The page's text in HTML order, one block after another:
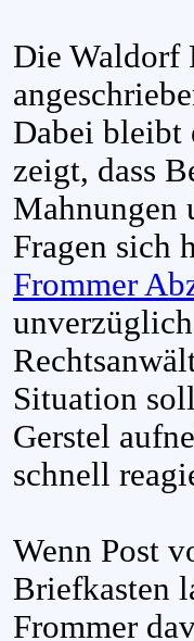
Die Waldorf
Dabei bleibt
zeigt, dass
Mahnungen
Fragen sich
Frommer
Situation
Gerstel
schnell
Wenn Post
Briefkasten
Frommer